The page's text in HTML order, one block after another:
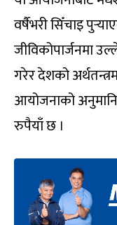
वर्षैभरी सिँचाइ
जीविकोपार्जनमा
गरेर देशको
आयोजनाको
रुपैयाँ छ ।